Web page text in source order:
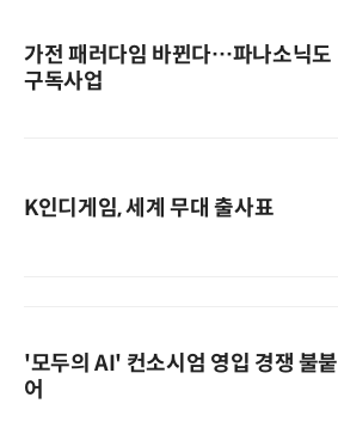
가전 패러다임 바뀐다…파나소닉도
구독사업
K인디게임, 세계 무대 출사표
'모두의 AI' 컨소시엄 영입 경쟁 불붙
어